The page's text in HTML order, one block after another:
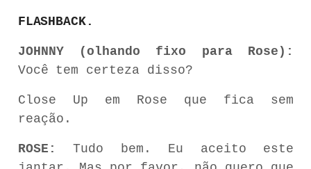
FLASHBACK.
JOHNNY (olhando fixo para
Rose):
Você tem certeza disso?
Close Up em Rose que fica sem
reação.
ROSE: Tudo bem. Eu aceito
este